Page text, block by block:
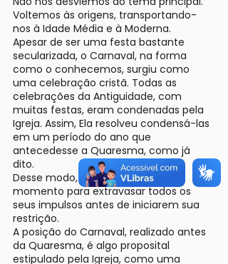
Voltemos às origens, transportando-
nos à Idade Média e à Moderna.
Apesar de ser uma festa bastante
secularizada, o Carnaval, na forma
como o conhecemos, surgiu como
uma celebração cristã. Todas as
celebrações da Antiguidade, com
muitas festas, eram condenadas pela
Igreja. Assim, Ela resolveu condensá-las
em um período do ano que
antecedesse a Quaresma, como já
dito.
Desse modo, os fiéis tinham um
momento para extravasar todos os
seus impulsos antes de iniciarem sua
restrição.
A posição do Carnaval, realizado antes
da Quaresma, é algo proposital
estipulado pela Igreja, como uma